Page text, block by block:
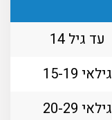
עד גיל 14
גילאי 15-19
גילאי 20-29